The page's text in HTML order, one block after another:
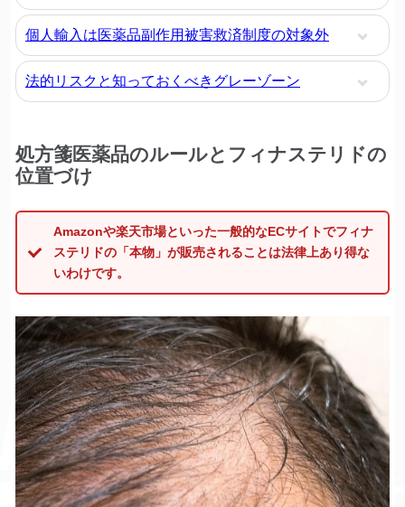
個人輸入は医薬品副作用被害救済制度の対象外
法的リスクと知っておくべきグレーゾーン
処方箋医薬品のルールとフィナステリドの
位置づけ
Amazonや楽天市場といった一般的なECサイトでフィナ
ステリドの「本物」が販売されることは法律上あり得な
いわけです。